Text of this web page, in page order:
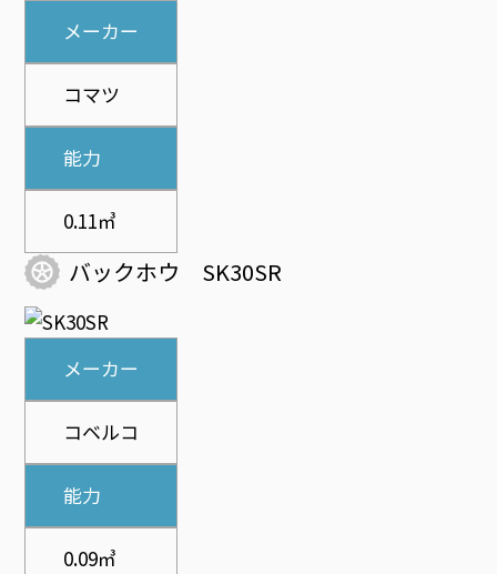
メーカー
コマツ
能力
0.11㎥
バックホウ SK30SR
メーカー
コベルコ
能力
0.09㎥